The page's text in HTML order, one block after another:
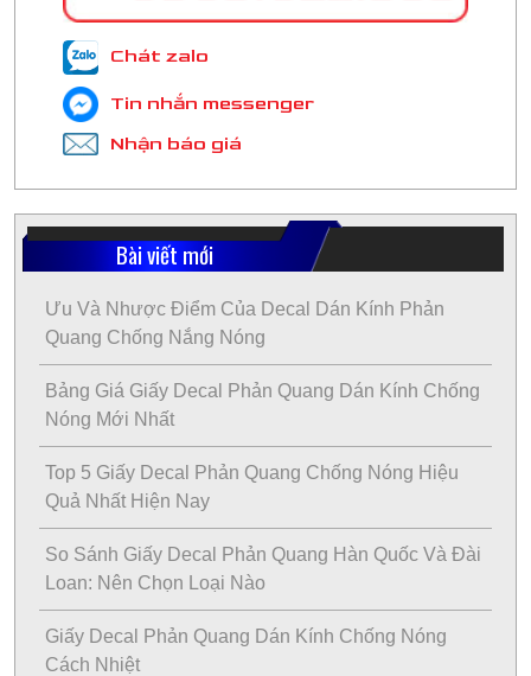
Chát zalo
Tin nhắn messenger
Nhận báo giá
Bài viết mới
Ưu Và Nhược Điểm Của Decal Dán Kính Phản
Quang Chống Nắng Nóng
Bảng Giá Giấy Decal Phản Quang Dán Kính Chống
Nóng Mới Nhất
Top 5 Giấy Decal Phản Quang Chống Nóng Hiệu
Quả Nhất Hiện Nay
So Sánh Giấy Decal Phản Quang Hàn Quốc Và Đài
Loan: Nên Chọn Loại Nào
Giấy Decal Phản Quang Dán Kính Chống Nóng
Cách Nhiệt